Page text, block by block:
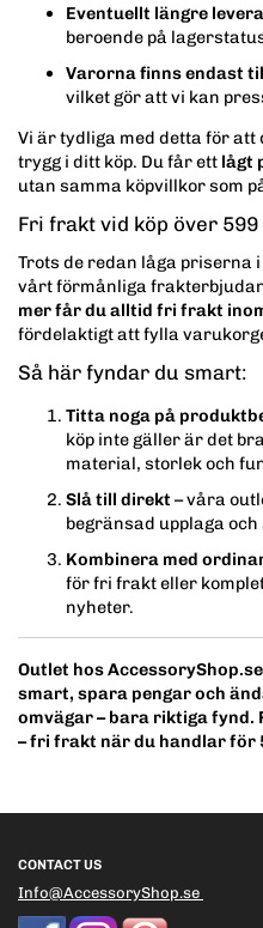
Eventuellt längre
beroende på
Varorna finns endast
vilket gör att vi kan
Vi är tydliga med detta för att
trygg i ditt köp. Du får ett lågt
utan samma köpvillkor som
Fri frakt vid köp över
Trots de redan låga
vårt förmånliga
mer får du alltid fri frakt
fördelaktigt att fylla
Så här fyndar du smart:
Titta noga på
köp inte gäller är det
material, storlek och
Slå till direkt – våra
begränsad upplaga
Kombinera med
för fri frakt eller
nyheter.
Outlet hos
smart, spara pengar och
omvägar – bara riktiga fynd.
– fri frakt när du handlar för
CONTACT US
Info@AccessoryShop.se